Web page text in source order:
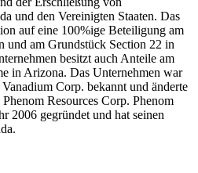
und den Vereinigten Staaten. Das
auf eine 100%ige Beteiligung am
und am Grundstück Section 22 in
besitzt auch Anteile am
in Arizona. Das Unternehmen war
Corp. bekannt und änderte
Resources Corp. Phenom
2006 gegründet und hat seinen